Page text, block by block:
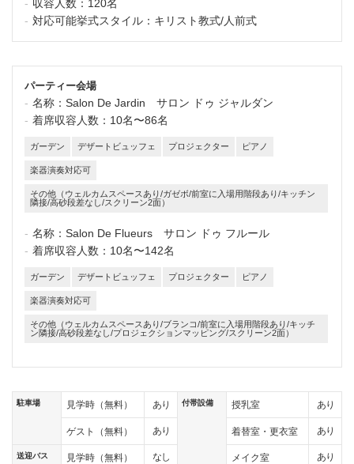
収容人数： 120名
対応可能挙式スタイル： キリスト教式/人前式
パーティー会場
名称： Salon De Jardin サロン ドゥ ジャルダン
着席収容人数： 10名〜86名
ガーデン デザートビュッフェ プロジェクター ピアノ
楽器演奏対応可
その他（ウェルカムスペースあり/ガゼボ/前室に入場用階段あり/キッチン
隣接/高砂段差なし/スクリーン2面）
名称： Salon De Flueurs サロン ドゥ フルール
着席収容人数： 10名〜142名
ガーデン デザートビュッフェ プロジェクター ピアノ
楽器演奏対応可
その他（ウェルカムスペースあり/ブランコ/前室に入場用階段あり/キッチ
ン隣接/高砂段差なし/プロジェクションマッピング/スクリーン2面）
駐車場 見学時（無料） あり
ゲスト（無料） あり
送迎バス 見学時（無料） なし
付帯設備 授乳室 あり
着替室・更衣室 あり
メイク室 あり